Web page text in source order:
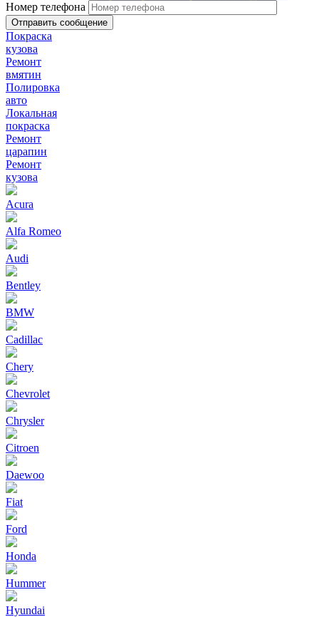
Номер телефона
Покраска
кузова
Ремонт
вмятин
Полировка
авто
Локальная
покраска
Ремонт
царапин
Ремонт
кузова
Acura
Alfa Romeo
Audi
Bentley
BMW
Cadillac
Chery
Chevrolet
Chrysler
Citroen
Daewoo
Fiat
Ford
Honda
Hummer
Hyundai